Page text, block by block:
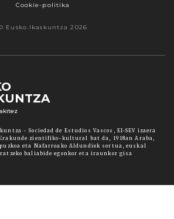
Cookie-politika
Eusko Ikaskuntza 2026
- Sociedad de Estudios Vascos, EI-SEV izaera
zientifiko-kultural bat da, 1918an Araba,
eta Nafarroako Aldundiek sortua, euskal
baliabide egonkor eta iraunkor gisa